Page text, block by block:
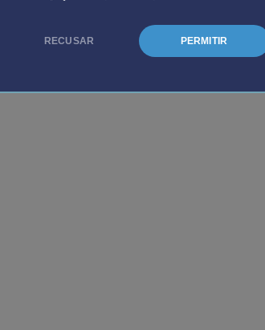
RECUSAR PERMITIR